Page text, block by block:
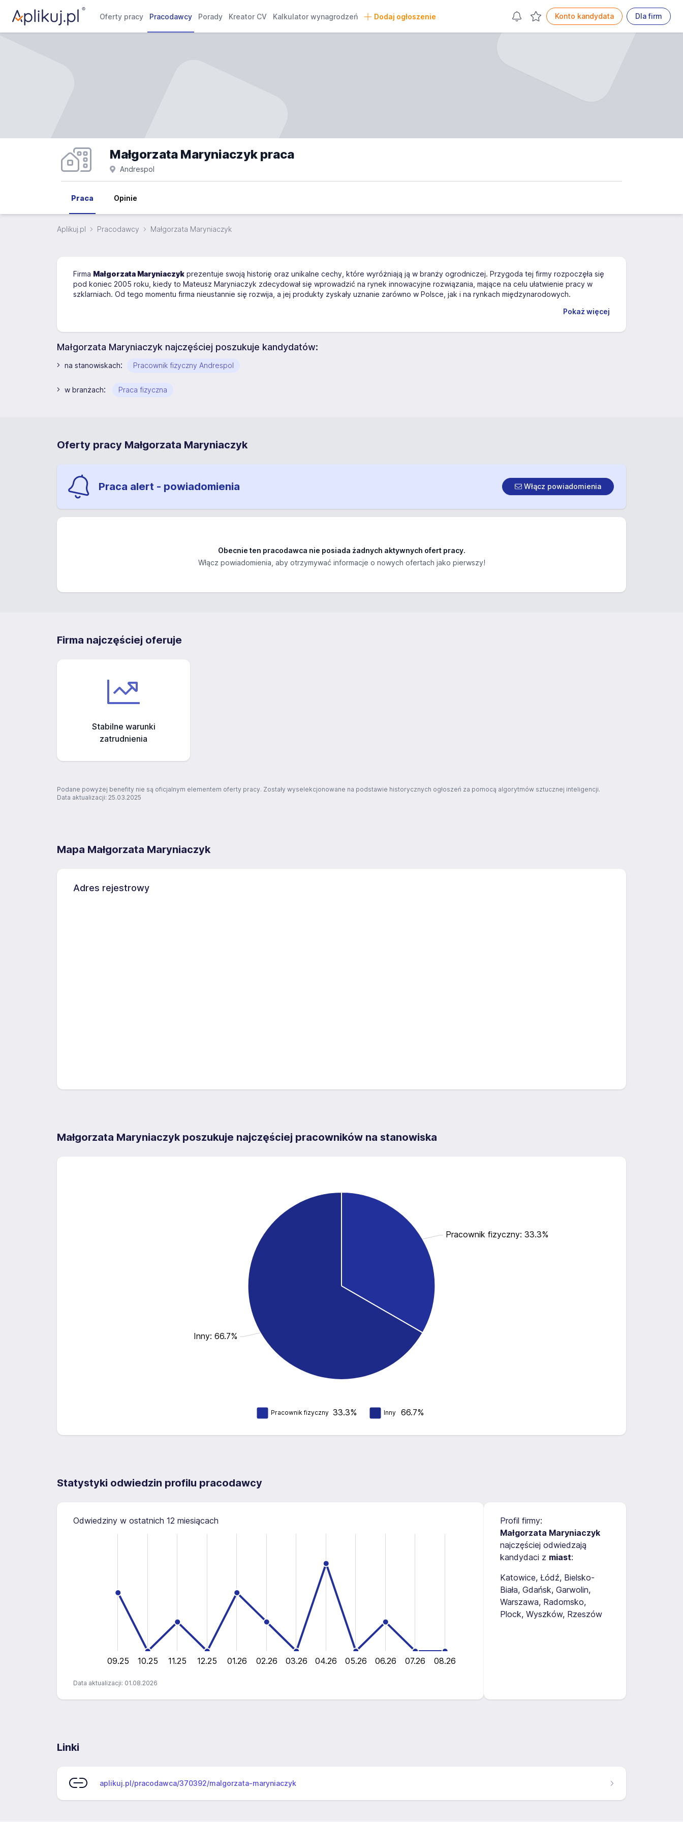
Oferty pracy Pracodawcy Porady Kreator CV Kalkulator wynagrodzeń Dodaj ogłoszenie Konto kandydata Dla firm
Małgorzata Maryniaczyk praca
Andrespol
Praca Opinie
Aplikuj.pl Pracodawcy Małgorzata Maryniaczyk
Firma Małgorzata Maryniaczyk prezentuje swoją historię oraz unikalne cechy, które wyróżniają ją w branży ogrodniczej. Przygoda tej firmy rozpoczęła się
pod koniec 2005 roku, kiedy to Mateusz Maryniaczyk zdecydował się wprowadzić na rynek innowacyjne rozwiązania, mające na celu ułatwienie pracy w
szklarniach. Od tego momentu firma nieustannie się rozwija, a jej produkty zyskały uznanie zarówno w Polsce, jak i na rynkach międzynarodowych.
Pokaż więcej
Małgorzata Maryniaczyk najczęściej poszukuje kandydatów:
na stanowiskach: Pracownik fizyczny Andrespol
w branżach: Praca fizyczna
Oferty pracy Małgorzata Maryniaczyk
Praca alert - powiadomienia Włącz powiadomienia
Obecnie ten pracodawca nie posiada żadnych aktywnych ofert pracy.
Włącz powiadomienia, aby otrzymywać informacje o nowych ofertach jako pierwszy!
Firma najczęściej oferuje
Stabilne warunki
zatrudnienia
Podane powyżej benefity nie są oficjalnym elementem oferty pracy. Zostały wyselekcjonowane na podstawie historycznych ogłoszeń za pomocą algorytmów sztucznej inteligencji.
Data aktualizacji: 25.03.2025
Mapa Małgorzata Maryniaczyk
Adres rejestrowy
Małgorzata Maryniaczyk poszukuje najczęściej pracowników na stanowiska
Pracownik fizyczny: 33.3%
Inny: 66.7%
Pracownik fizyczny 33.3% Inny 66.7%
Statystyki odwiedzin profilu pracodawcy
Odwiedziny w ostatnich 12 miesiącach
09.25 10.25 11.25 12.25 01.26 02.26 03.26 04.26 05.26 06.26 07.26 08.26
Data aktualizacji: 01.08.2026
Profil firmy:
Małgorzata Maryniaczyk
najczęściej odwiedzają
kandydaci z miast:
Katowice Łódź Bielsko-
Biała Gdańsk Garwolin
Warszawa Radomsko
Plock Wyszków Rzeszów
Linki
aplikuj.pl/pracodawca/370392/malgorzata-maryniaczyk